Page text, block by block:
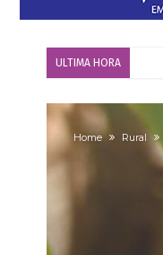
ULTIMA HORA
Home Rural